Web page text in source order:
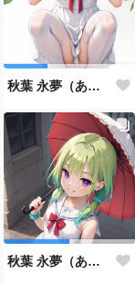
秋葉 永夢（あきば えむ） #6
秋葉 永夢（あきば えむ） #4